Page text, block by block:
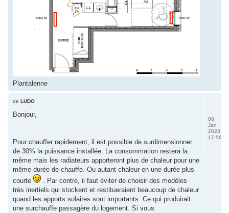
Plantalenne
de LUDO
Bonjour,
Pour chauffer rapidement, il est possible de surdimensionner
de 30% la puissance installée. La consommation restera la
même mais les radiateurs apporteront plus de chaleur pour une
même durée de chauffe. Ou autant chaleur en une durée plus
courte
. Par contre, il faut éviter de choisir des modèles
très inertiels qui stockent et restitueraient beaucoup de chaleur
quand les apports solaires sont importants. Ce qui produirait
une surchauffe passagère du logement. Si vous
08
Jan
2023,
17:56